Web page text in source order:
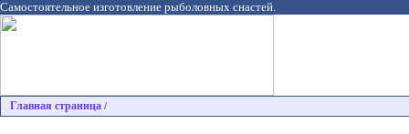
Самостоятельное изготовление рыболовных снастей.
Главная страница /